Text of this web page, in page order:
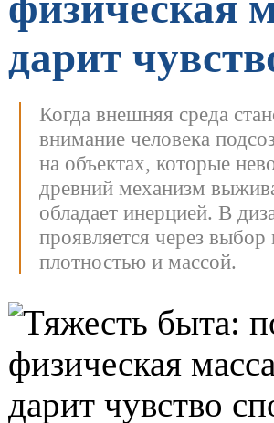
дарит
Когда внешняя среда
внимание человека
на объектах, которые
древний механизм
обладает инерцией. В
проявляется через
плотностью и массой.